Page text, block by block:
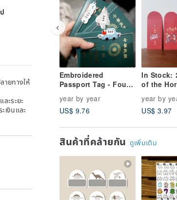
Embroidered
Passport Tag - Four
Designs
year by year
US$ 9.76
In Stock:
of the
Painted
Original
year by
US$ 3.97
สินค้าที่คล้ายกัน ดูเพิ่มเติม
ายทางให้
ะระยะ
เงินและ